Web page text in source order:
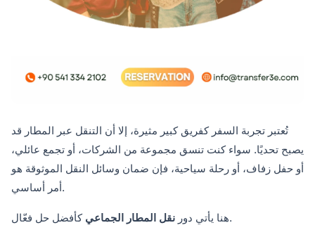
تُعتبر تجربة السفر كفريق كبير مثيرة، إلا أن التنقل عبر المطار قد
يصبح تحديًا. سواء كنت تنسق مجموعة من الشركات، أو تجمع عائلي،
أو حفل زفاف، أو رحلة سياحية، فإن ضمان وسائل النقل الموثوقة هو
أمر أساسي.
هنا يأتي دور نقل المطار الجماعي كأفضل حل فعّال.